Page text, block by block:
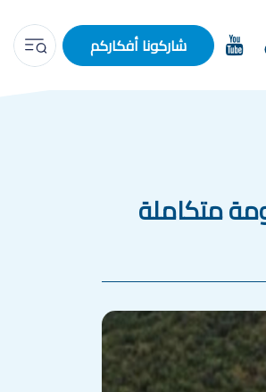
شاركونا أفكاركم
متكاملة